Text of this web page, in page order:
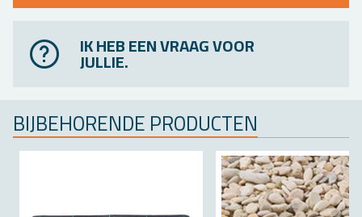
IK HEB EEN VRAAG VOOR
JULLIE.
BIJ­BE­HO­REN­DE PRO­DUC­TEN